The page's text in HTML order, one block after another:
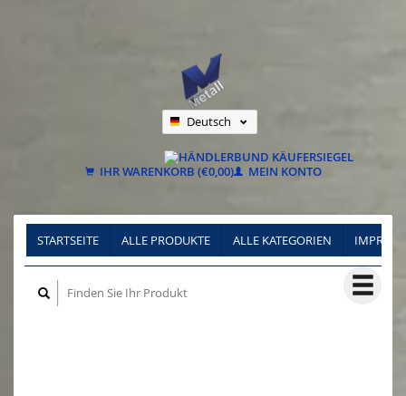
Deutsch
Français
IHR WARENKORB (€0,00) MEIN KONTO
STARTSEITE ALLE PRODUKTE ALLE KATEGORIEN